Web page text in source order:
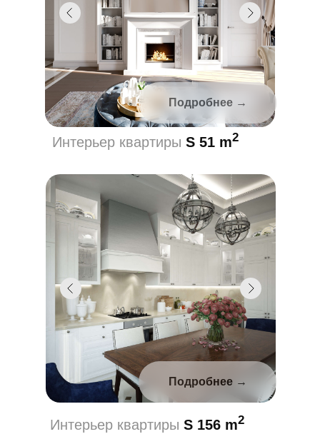
Интерьер квартиры S 156 m2
Интерьер квартиры S 51 m2
Подробнее →
Подробнее →